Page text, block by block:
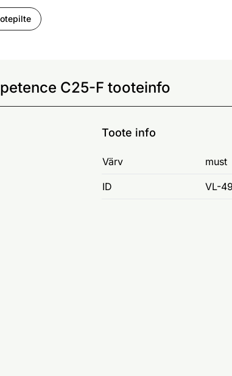
C25-F tooteinfo
Toote info
Värv must
ID VL-